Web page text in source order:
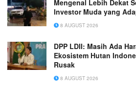
Mengenal Lebih Dekat
Investor Muda yang
8 AUGUST 2026
DPP LDII: Masih Ada
Ekosistem Hutan
Rusak
8 AUGUST 2026